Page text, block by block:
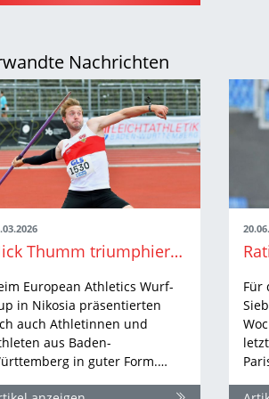
Nachrichten
Nick Thumm triumphiert bei EA-Wurf-Cup in Nikosia
European Athletics Wurf-
in Nikosia präsentierten
auch Athletinnen und
aus Baden-
in guter Form.…
Für